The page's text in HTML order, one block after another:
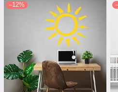
–12%